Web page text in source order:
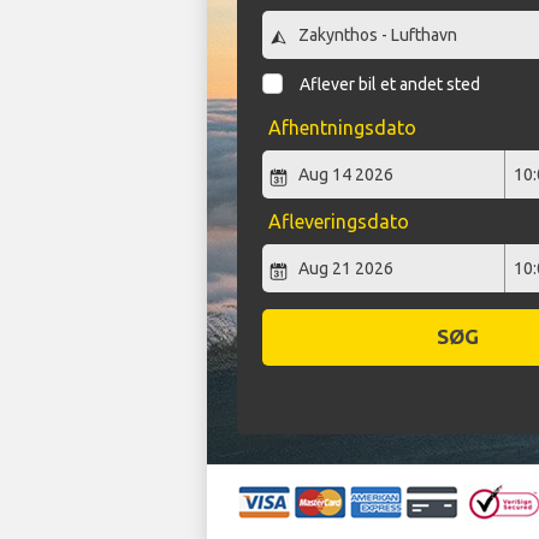
Aflever bil et andet sted
Afhentningsdato
Afleveringsdato
SØG